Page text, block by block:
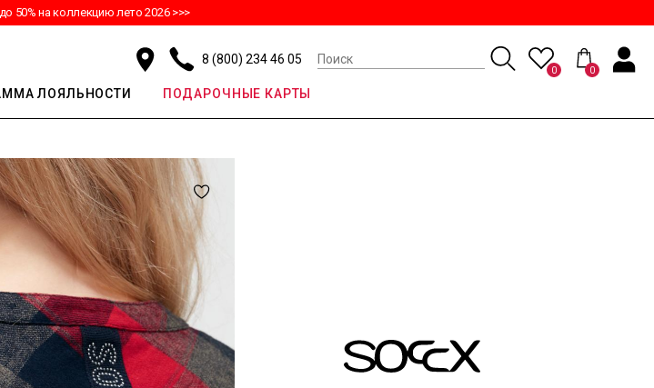
50% на коллекцию лето 2026 >>>
8 (800) 234 46 05
0 0
ЛОЯЛЬНОСТИ ПОДАРОЧНЫЕ КАРТЫ